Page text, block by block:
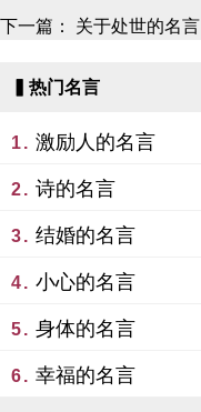
下一篇： 关于处世的名言
▍热门名言
1. 激励人的名言
2. 诗的名言
3. 结婚的名言
4. 小心的名言
5. 身体的名言
6. 幸福的名言